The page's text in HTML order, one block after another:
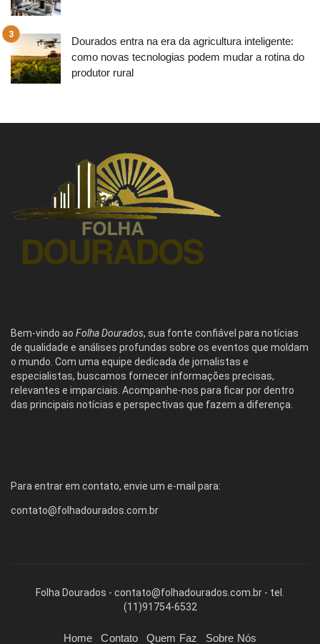
Dourados entra na era da agricultura inteligente:
como novas tecnologias podem mudar a rotina do
produtor rural
Bem-vindo ao Folha Dourados, sua fonte confiável para notícias
de qualidade e análises profundas sobre os eventos que moldam
o mundo. Com uma equipe dedicada de jornalistas e
especialistas, buscamos fornecer informações precisas,
relevantes e imparciais. Acompanhe-nos para ficar por dentro
das principais notícias e perspectivas que fazem a diferença.
Para entrar em contato, envie um e-mail para:
contato@folhadourados.com.br
Folha Dourados - contato@folhadourados.com.br - tel.
(11)91754-6532
Home Contato Quem Faz Sobre Nós